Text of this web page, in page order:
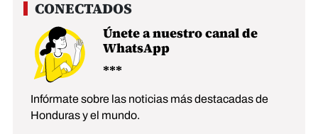
Únete a nuestro canal de
WhatsApp
Infórmate sobre las noticias más destacadas de
Honduras y el mundo.